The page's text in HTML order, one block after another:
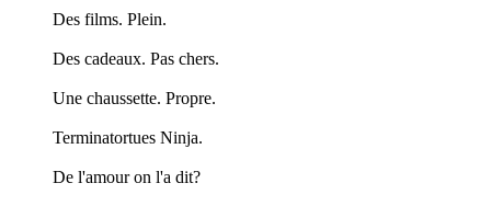
Des films. Plein.
Des cadeaux. Pas chers.
Une chaussette. Propre.
Terminatortues Ninja.
De l'amour on l'a dit?